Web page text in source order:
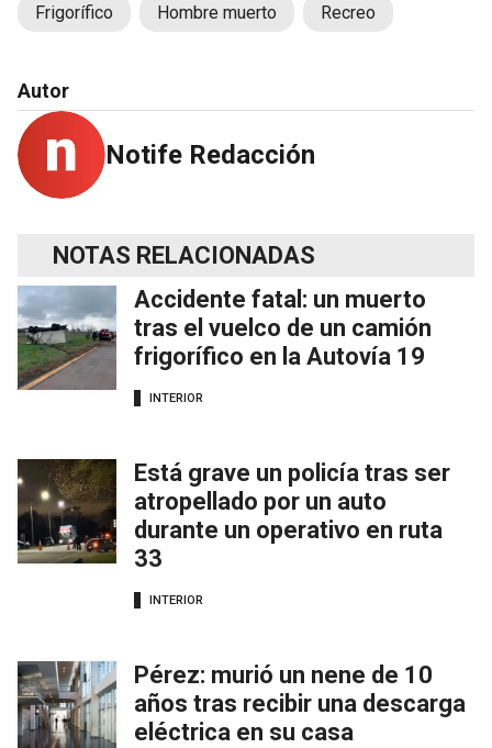
Frigorífico Hombre muerto Recreo
Autor
Notife Redacción
NOTAS RELACIONADAS
Accidente fatal: un muerto
tras el vuelco de un camión
frigorífico en la Autovía 19
INTERIOR
Está grave un policía tras ser
atropellado por un auto
durante un operativo en ruta
33
INTERIOR
Pérez: murió un nene de 10
años tras recibir una descarga
eléctrica en su casa